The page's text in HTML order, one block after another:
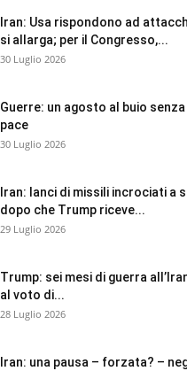
Iran: Usa rispondono ad
si allarga; per il Congresso,...
30 Luglio 2026
Guerre: un agosto al buio
pace
30 Luglio 2026
Iran: lanci di missili incrociati a
dopo che Trump riceve...
29 Luglio 2026
Trump: sei mesi di guerra
al voto di...
28 Luglio 2026
Iran: una pausa – forzata? –